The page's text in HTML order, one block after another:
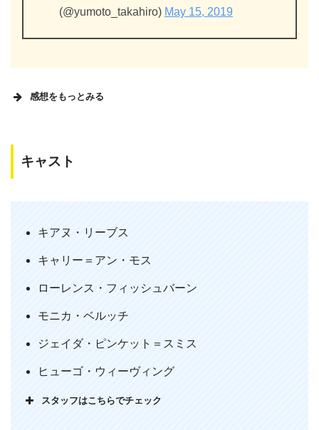
(@yumoto_takahiro) May 15, 2019
感想をもっとみる
って観た。12年前にマトリックスを初め
ド】で脱力し、最終章を観る気が失せ、
DVDを七年も塩漬けにしていたが、全
の救済の概念に忠実だった。
— Nobuyuki Uchimura (@NobuMilano)
November 6, 2011
キャスト
キアヌ・リーブス
キャリー＝アン・モス
ローレンス・フィッシュバーン
モニカ・ベルッチ
ジェイダ・ピンケット＝スミス
ヒューゴ・ウィーヴィング
スタッフはこちらでチェック